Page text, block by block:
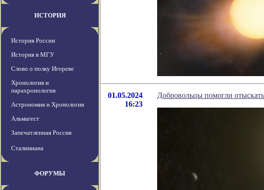
ИСТОРИЯ
История России
История в МГУ
Слово о полку Игореве
Хронология и
парахронология
Астрономия и Хронология
Альмагест
Запечатленная Россия
Сталиниана
ФОРУМЫ
01.05.2024
16:23
Добровольцы помогли